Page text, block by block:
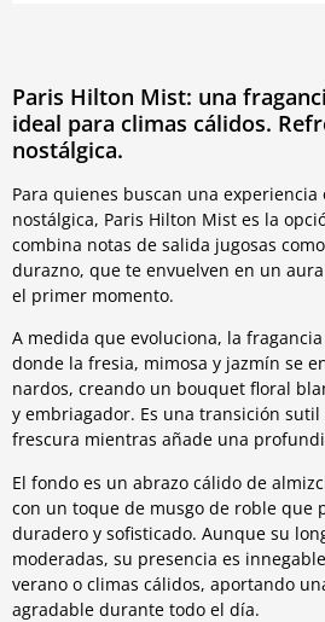
Paris Hilton Mist: una
ideal para climas cálidos.
nostálgica.
Para quienes buscan una
nostálgica, Paris Hilton Mist es la
combina notas de salida jugosas
durazno, que te envuelven en un
el primer momento.
A medida que evoluciona, la
donde la fresia, mimosa y jazmín se
nardos, creando un bouquet floral
y embriagador. Es una transición
frescura mientras añade una
El fondo es un abrazo cálido de
con un toque de musgo de roble que
duradero y sofisticado. Aunque su
moderadas, su presencia es
verano o climas cálidos, aportando
agradable durante todo el día.